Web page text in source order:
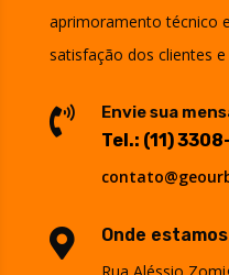
aprimoramento técnico
satisfação dos clientes
 Envie sua
Tel.: (11)

Onde estamos